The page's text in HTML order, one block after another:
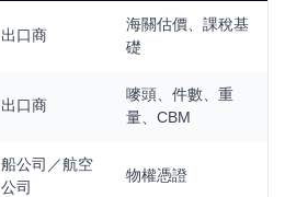
出口商
海關估價、課稅基
礎
出口商
嘜頭、件數、重
量、CBM
船公司／航空
公司
物權憑證